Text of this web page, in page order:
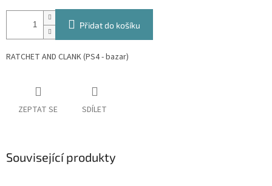
Přidat do košíku
RATCHET AND CLANK (PS4 - bazar)
ZEPTAT SE SDÍLET
Související produkty